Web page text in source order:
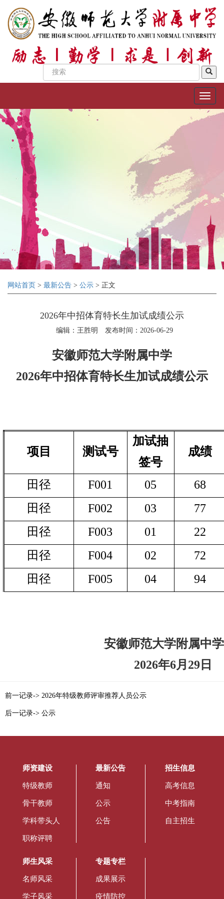
网站首页 > 最新公告 > 公示 > 正文
2026年中招体育特长生加试成绩公示
编辑：王胜明 发布时间：2026-06-29
安徽师范大学附属中学
2026年中招体育特长生加试成绩公示
项目 测试号
加试抽
签号
成绩
田径 F001 05
68
田径
F002 03
77
田径
F003 01
22
田径
F004 02
72
田径
F005 04 94
安徽师范大学附属中学
2026年6月 29 日
前一记录-> 2026年特级教师评审推荐人员公示
后一记录-> 公示
师资建设
特级教师
骨干教师
学科带头人
职称评聘
最新公告
通知
公示
公告
招生信息
高考信息
中考指南
自主招生
师生风采
名师风采
学子风采
专题专栏
成果展示
疫情防控